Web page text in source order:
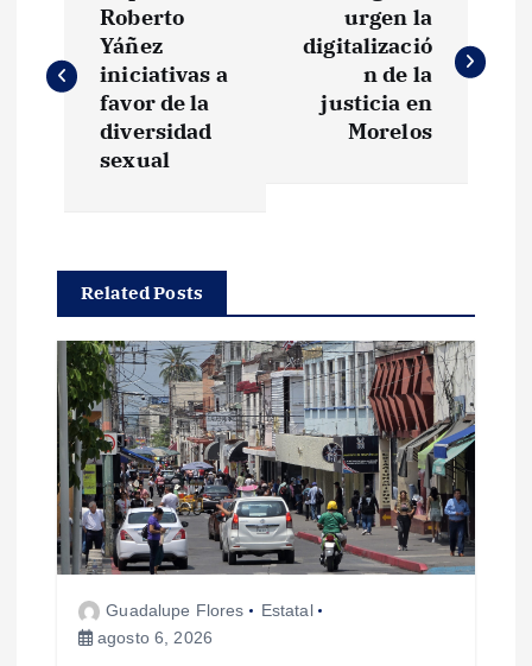
v
a
c
ó
n
d
Roberto
Yáñez
iniciativas a
favor de la
diversidad
sexual
urgen la
digitalizació
n de la
justicia en
Morelos
Related Posts
Guadalupe Flores
Estatal
agosto 6, 2026